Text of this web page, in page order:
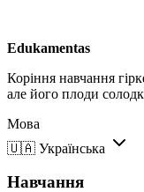
Edukamentas
Коріння навчання
але його плоди
Мова
🇺🇦 Українська
Навчання